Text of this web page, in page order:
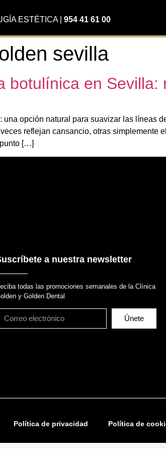
ESTÉTICA|954 41 61 00
sevilla
botulínica en
opción natural para suavizar las líneas
reflejan cansancio, otras simplemente
[…]
a nuestra newsletter
todas las promociones semanales de la Clínica
y Golden Dental
Únete
Política de privacidad Política de